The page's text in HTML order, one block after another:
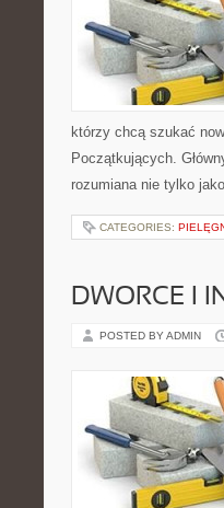
którzy chcą szukać
Początkujących.
rozumiana nie tylko
CATEGORIES:
DWORCE I
POSTED BY ADMIN